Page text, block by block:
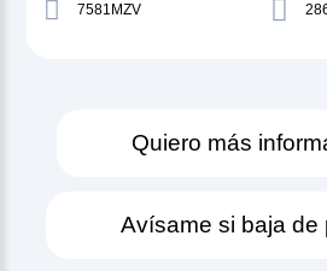
7581MZV
Quiero más
Avísame si baja de